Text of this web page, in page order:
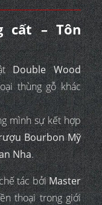
cất – Tôn
Double Wood
thùng gỗ khác
mình sự kết hợp
Bourbon Mỹ
Nha.
tác bởiMaster
thoại trong giới